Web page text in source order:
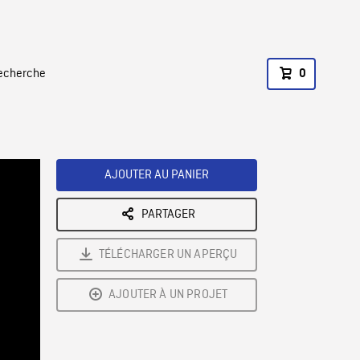
0
AJOUTER AU PANIER
PARTAGER
TÉLÉCHARGER UN APERÇU
AJOUTER À UN PROJET